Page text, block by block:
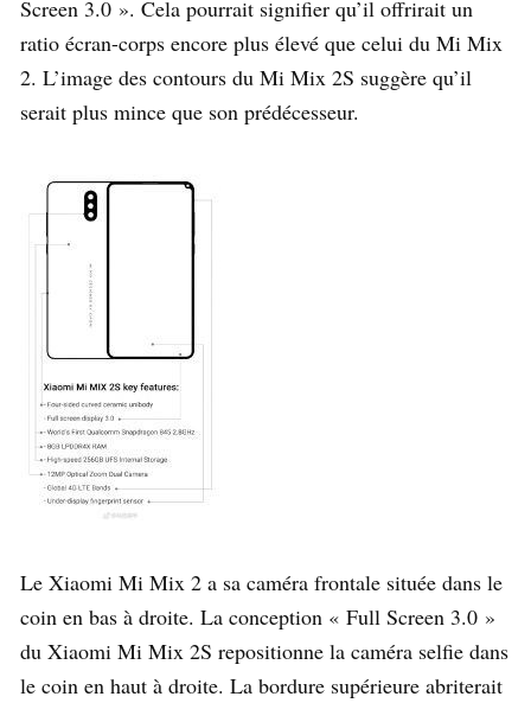
Screen 3.0 ». Cela pourrait signifier qu’il offrirait un
ratio écran-corps encore plus élevé que celui du Mi Mix
2. L’image des contours du Mi Mix 2S suggère qu’il
serait plus mince que son prédécesseur.
Le Xiaomi Mi Mix 2 a sa caméra frontale située dans le
coin en bas à droite. La conception « Full Screen 3.0 »
du Xiaomi Mi Mix 2S repositionne la caméra selfie dans
le coin en haut à droite. La bordure supérieure abriterait